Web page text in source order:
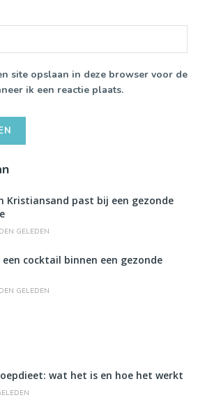
site opslaan in deze browser voor de
ik een reactie plaats.
Kristiansand past bij een gezonde
GELEDEN
cocktail binnen een gezonde
GELEDEN
wat het is en hoe het werkt